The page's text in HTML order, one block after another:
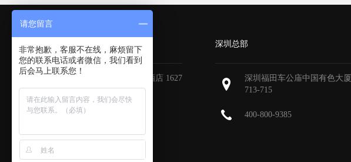
广州分部
广州天河区地中海国际酒店 1627
深圳总部
深圳福田车公庙中国有色大厦
713-715
400-800-9385
请您留言
非常抱歉，客服不在线，麻烦留下
您的联系电话或者微信，我们看到
后会马上联系您！